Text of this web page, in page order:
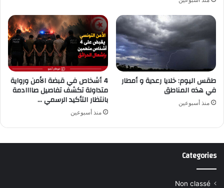
طقس اليوم: خلايا رعدية و أمطار
في هذه المناطق
منذ أسبوعين
4 أشخاص في قبضة الأمن ورواية
متداولة تكشف تفاصيل صاااادمة
بانتظار التأكيد الرسمي …
منذ أسبوعين
Categories
Non classé